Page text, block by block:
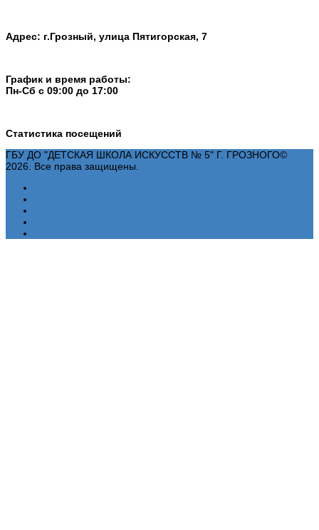
Адрес: г.Грозный, улица Пятигорская, 7
График и время работы:
Пн-Cб с 09:00 до 17:00
Статистика посещений
ГБУ ДО "ДЕТСКАЯ ШКОЛА ИСКУССТВ № 5" Г. ГРОЗНОГО©
2026. Все права защищены.